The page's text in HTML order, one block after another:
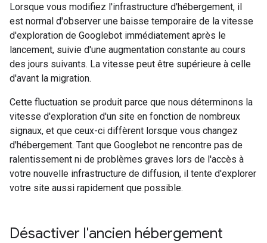
Lorsque vous modifiez l'infrastructure d'hébergement, il
est normal d'observer une baisse temporaire de la vitesse
d'exploration de Googlebot immédiatement après le
lancement, suivie d'une augmentation constante au cours
des jours suivants. La vitesse peut être supérieure à celle
d'avant la migration.
Cette fluctuation se produit parce que nous déterminons la
vitesse d'exploration d'un site en fonction de nombreux
signaux, et que ceux-ci diffèrent lorsque vous changez
d'hébergement. Tant que Googlebot ne rencontre pas de
ralentissement ni de problèmes graves lors de l'accès à
votre nouvelle infrastructure de diffusion, il tente d'explorer
votre site aussi rapidement que possible.
Désactiver l'ancien hébergement